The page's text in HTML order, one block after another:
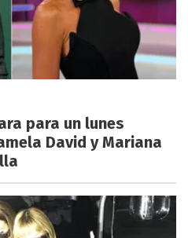
para un lunes
David y Mariana